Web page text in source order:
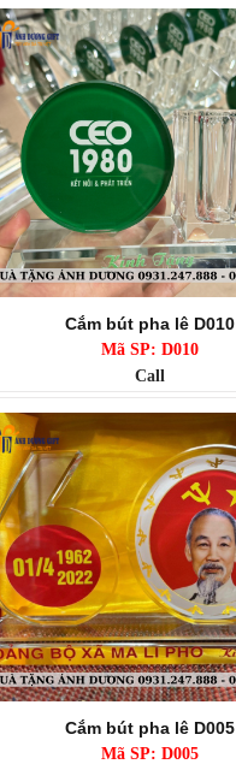
Cắm bút pha lê D010
Mã SP: D010
Call
Cắm bút pha lê D005
Mã SP: D005